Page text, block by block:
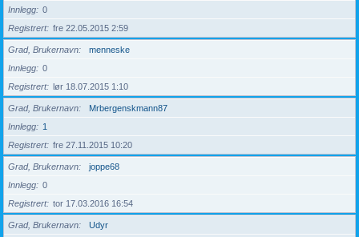
Innlegg
0
Registrert
fre 22.05.2015 2:59
Grad, Brukernavn
menneske
Innlegg
0
Registrert
lør 18.07.2015 1:10
Grad, Brukernavn
Mrbergenskmann87
Innlegg
1
Registrert
fre 27.11.2015 10:20
Grad, Brukernavn
joppe68
Innlegg
0
Registrert
tor 17.03.2016 16:54
Grad, Brukernavn
Udyr